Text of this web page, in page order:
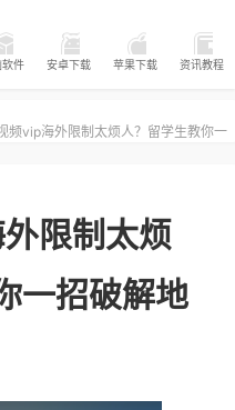
软件 安卓下载 苹果下载 资讯教程
频vip海外限制太烦人？留学生教你一
限制太烦
一招破解地